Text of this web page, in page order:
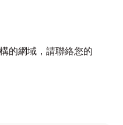
的網域，請聯絡您的